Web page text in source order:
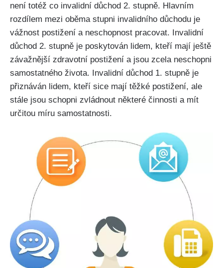
není totéž co invalidní důchod 2. stupně. Hlavním
rozdílem mezi oběma stupni invalidního důchodu je
vážnost postižení a neschopnost pracovat. Invalidní
důchod 2. stupně je poskytován lidem, kteří mají ještě
závažnější zdravotní postižení a jsou zcela neschopni
samostatného života. Invalidní důchod 1. stupně je
přiznáván lidem, kteří sice mají těžké postižení, ale
stále jsou schopni zvládnout některé činnosti a mít
určitou míru samostatnosti.